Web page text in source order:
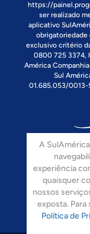
A
experiência
quaisquer
nossos
exposta.
Política de
https://
ser realizado
aplicativo
obrigatoriedade
exclusivo critério
0800 725 3374,
América
Sul
01.685.053/0013-